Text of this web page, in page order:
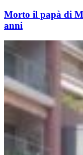
Morto il papà di
anni